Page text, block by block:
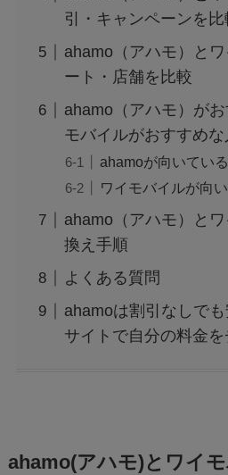
引・キャンペーンを比
ahamo（アハモ）と
ート・店舗を比較
ahamo（アハモ）が
モバイルがおすすめな
ahamoが向いてい
ワイモバイルが向
ahamo（アハモ）と
換え手順
よくある質問
ahamoは割引なしで
サイトで自分の料金を
ahamo(アハモ)とワイ